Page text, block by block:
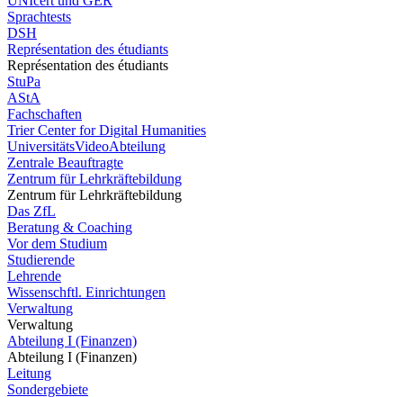
Sprachtests
DSH
Représentation des étudiants
Représentation des étudiants
StuPa
AStA
Fachschaften
Trier Center for Digital Humanities
UniversitätsVideoAbteilung
Zentrale Beauftragte
Zentrum für Lehrkräftebildung
Zentrum für Lehrkräftebildung
Das ZfL
Beratung & Coaching
Vor dem Studium
Studierende
Lehrende
Wissenschftl. Einrichtungen
Verwaltung
Verwaltung
Abteilung I (Finanzen)
Abteilung I (Finanzen)
Leitung
Sondergebiete